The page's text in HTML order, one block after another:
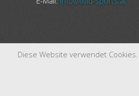
Diese Website verwendet